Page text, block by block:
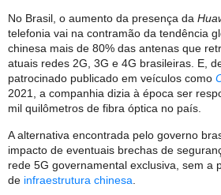
No Brasil, o aumento da presença da
telefonia vai na contramão da tendência
chinesa mais de 80% das antenas que
atuais redes 2G, 3G e 4G brasileiras. E,
patrocinado publicado em veículos como
2021, a companhia dizia à época ser
mil quilômetros de fibra óptica no país.
A alternativa encontrada pelo governo
impacto de eventuais brechas de
rede 5G governamental exclusiva, sem a
de infraestrutura chinesa